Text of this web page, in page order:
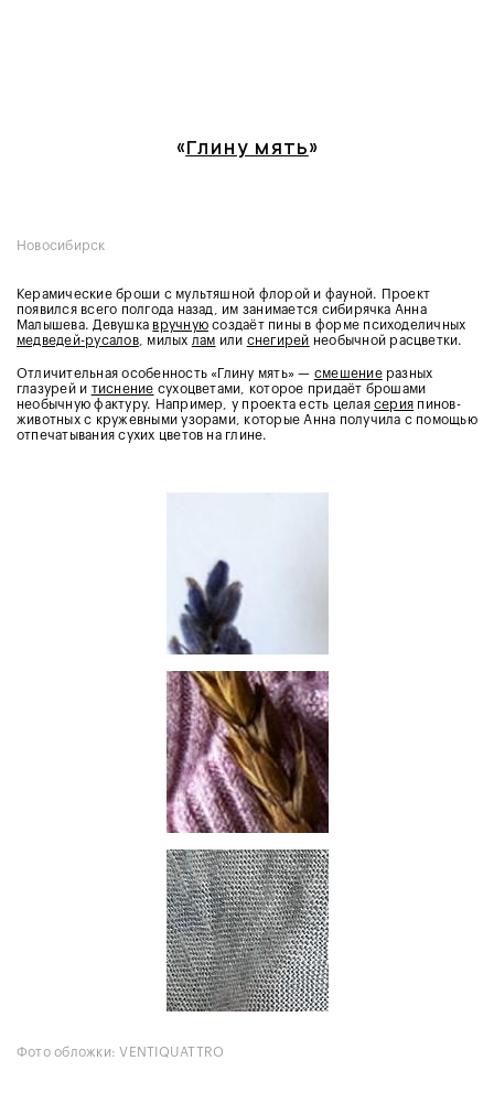
«Глину мять»
Новосибирск
Керамические броши с мультяшной флорой и фауной. Проект
появился всего полгода назад, им занимается сибирячка Анна
Малышева. Девушка вручную создаёт пины в форме психоделичных
медведей-русалов, милых лам или снегирей необычной расцветки.
Отличительная особенность «Глину мять» — смешениеразных
глазурей и тиснение сухоцветами, которое придаёт брошами
необычную фактуру. Например, у проекта есть целая серия пинов-
животных с кружевными узорами, которые Анна получила с помощью
отпечатывания сухих цветов на глине.
Фото обложки: VENTIQUATTRO